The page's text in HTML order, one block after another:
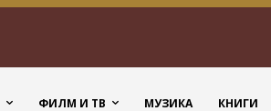
ФИЛМ И ТВ МУЗИКА КНИГИ